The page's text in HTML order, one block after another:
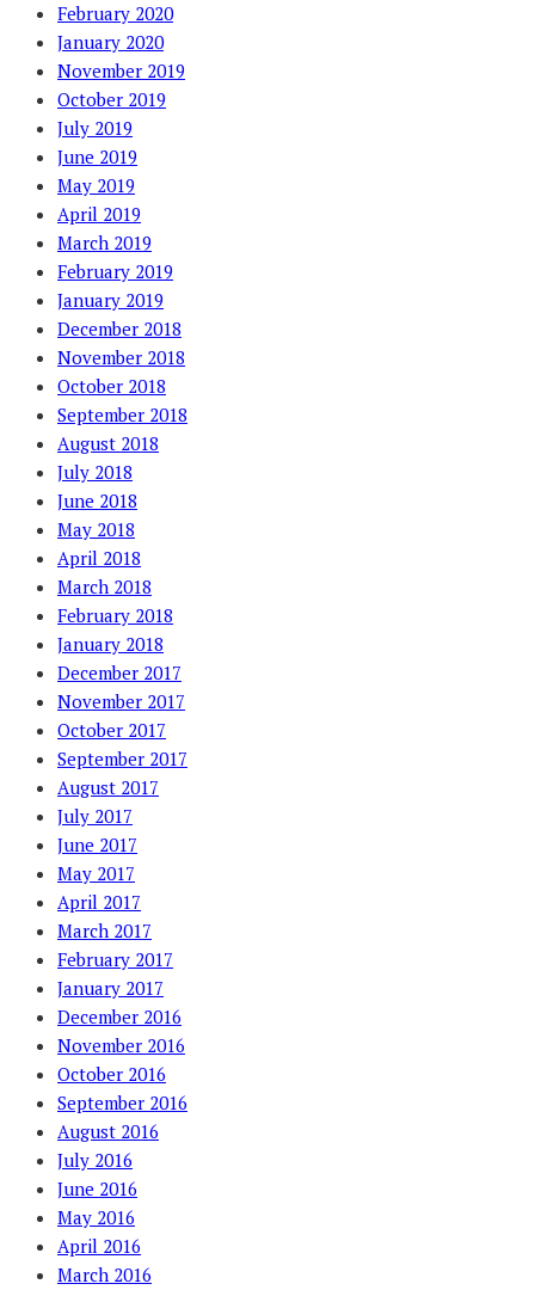
February 2020
January 2020
November 2019
October 2019
July 2019
June 2019
May 2019
April 2019
March 2019
February 2019
January 2019
December 2018
November 2018
October 2018
September 2018
August 2018
July 2018
June 2018
May 2018
April 2018
March 2018
February 2018
January 2018
December 2017
November 2017
October 2017
September 2017
August 2017
July 2017
June 2017
May 2017
April 2017
March 2017
February 2017
January 2017
December 2016
November 2016
October 2016
September 2016
August 2016
July 2016
June 2016
May 2016
April 2016
March 2016